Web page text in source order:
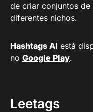
de criar conjuntos
diferentes nichos.
Hashtags AI está
no Google Play.
Leetags